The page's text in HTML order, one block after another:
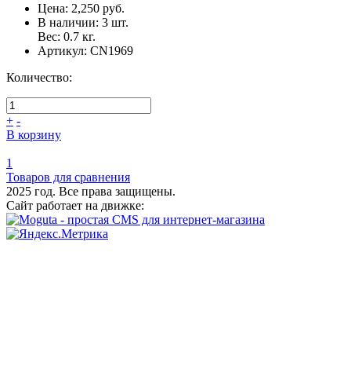
Цена: 2,250 руб.
В наличии: 3 шт.
Вес: 0.7 кг.
Артикул: CN1969
Количество:
+ -
В корзину
1
Товаров для сравнения
2025 год. Все права защищены.
Сайт работает на движке: